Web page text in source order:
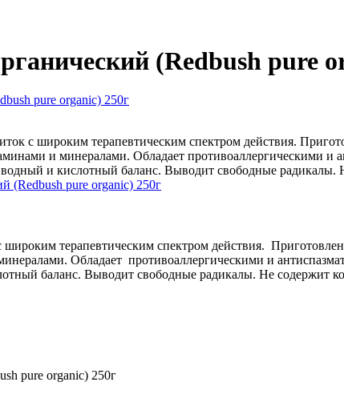
(Redbush pure
с широким терапевтическим спектром действия.
и минералами. Обладает противоаллергическими и
и кислотный баланс. Выводит свободные
терапевтическим спектром действия.
Обладает противоаллергическими и
баланс. Выводит свободные радикалы. Не содержит
pure organic) 250г